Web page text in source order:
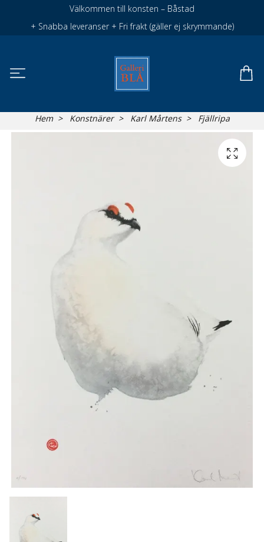
Välkommen till konsten – Båstad
+ Snabba leveranser + Fri frakt (gäller ej skrymmande)
Hem Konstnärer Karl Mårtens Fjällripa